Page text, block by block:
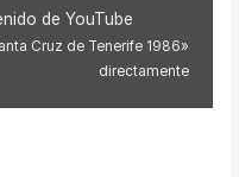
de YouTube
Cruz de Tenerife 1986»
directamente